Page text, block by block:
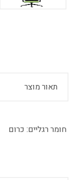
תאור מוצר
חומר רגליים: כרום